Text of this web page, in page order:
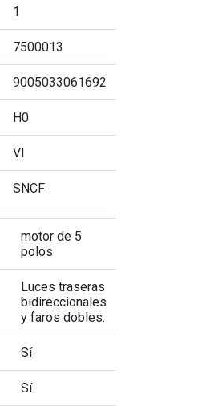
1
7500013
9005033061692
H0
VI
SNCF
motor de 5
polos
Luces traseras
bidireccionales
y faros dobles.
Sí
Sí